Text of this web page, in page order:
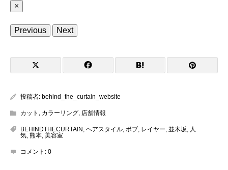
×
Previous Next
投稿者: behind_the_curtain_website
カット , カラーリング, 店舗情報
BEHINDTHECURTAIN , ヘアスタイル, ボブ, レイヤー, 並木坂, 人
気, 熊本, 美容室
コメント: 0